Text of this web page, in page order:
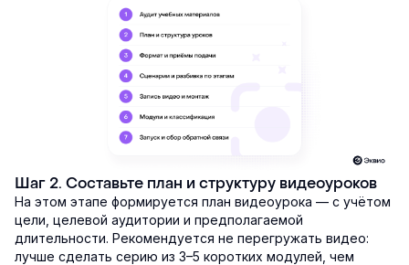
Шаг 2. Составьте план и структуру видеоуроков
На этом этапе формируется план видеоурока — с учётом
цели, целевой аудитории и предполагаемой
длительности. Рекомендуется не перегружать видео:
лучше сделать серию из 3–5 коротких модулей, чем